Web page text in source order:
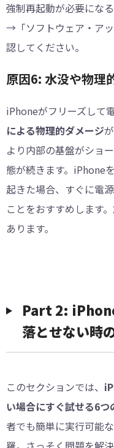
強制再起動が必要にな
→「ソフトウェア・ア
認してください。
原因6: 水没や物理
iPhoneがフリーズして
による物理的ダメージ
より内部の基盤がショ
態が続きます。iPhone
起きた場合、すぐに電
ことをおすすめします
あります。
Part 2:
落とせない時
このセクションでは、
い場合にすぐ試せる6つ
者でも簡単に実行可能